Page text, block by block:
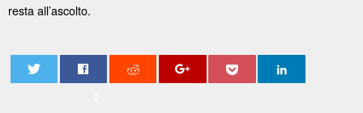
resta all’ascolto.